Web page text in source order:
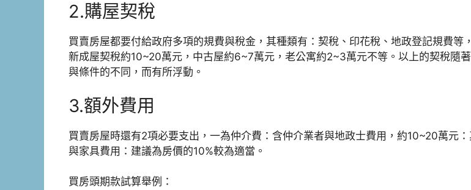
2.購屋契稅
買賣房屋都要付給政府多項的規費與稅金，其種類有：契稅、印花稅、地政登記規費等
新成屋契稅約10~20萬元，中古屋約6~7萬元，老公寓約2~3萬元不等。以上的契稅隨
與條件的不同，而有所浮動。
3.額外費用
買賣房屋時還有2項必要支出，一為仲介費：含仲介業者與地政士費用，約10~20萬元
與家具費用：建議為房價的10%較為適當。
買房頭期款試算舉例：